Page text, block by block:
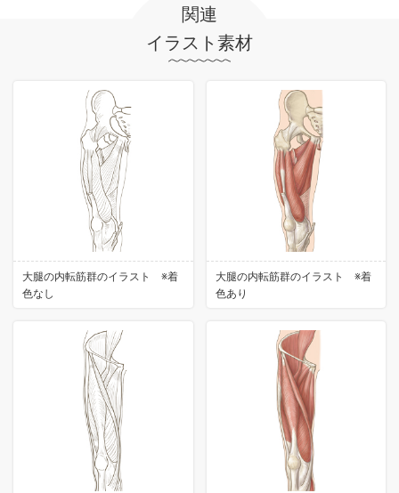
関連
イラスト素材
大腿の内転筋群のイラスト ※着
色なし
大腿の内転筋群のイラスト ※着
色あり